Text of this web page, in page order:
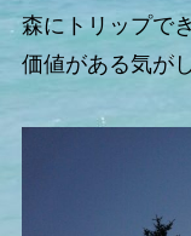
森にトリップで
価値がある気が